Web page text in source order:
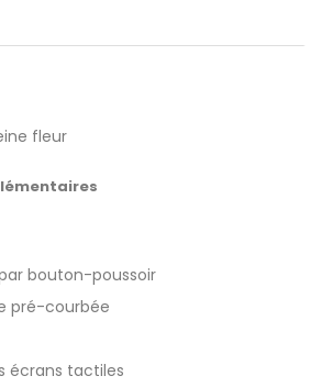
fleur
bouton-poussoir
pré-courbée
écrans tactiles